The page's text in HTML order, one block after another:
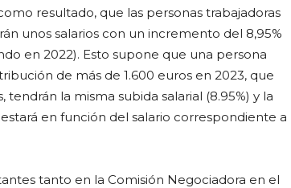
resultado, que las personas trabajadoras
unos salarios con un incremento del 8,95%
en 2022). Esto supone que una persona
de más de 1.600 euros en 2023, que
la misma subida salarial (8.95%) y la
en función del salario correspondiente a
tanto en la Comisión Negociadora en el